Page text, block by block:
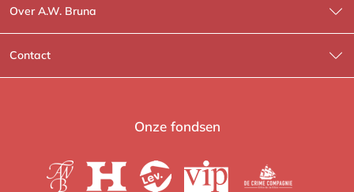
Over A.W. Bruna
Wat wij doen
Wie is Wie?
Heartbeat
Contact
Contactinformatie
Onze fondsen